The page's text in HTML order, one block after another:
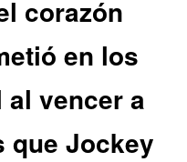
corazón
en los
vencer a
que Jockey